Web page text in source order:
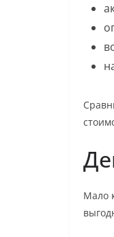
Мало